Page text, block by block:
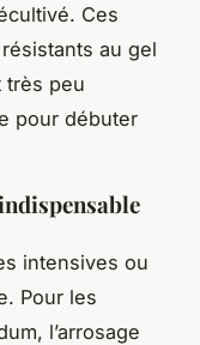
Ces
au gel
très peu
pour débuter
intensives ou
Pour les
l’arrosage